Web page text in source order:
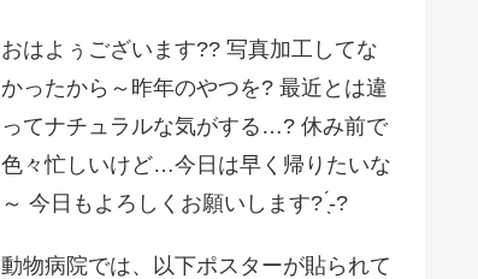
おはよぅございます?? 写真加工してな
かったから～昨年のやつを? 最近とは違
ってナチュラルな気がする…? 休み前で
色々忙しいけど…今日は早く帰りたいな
～ 今日もよろしくお願いします? ̖́-?
動物病院では、以下ポスターが貼られて